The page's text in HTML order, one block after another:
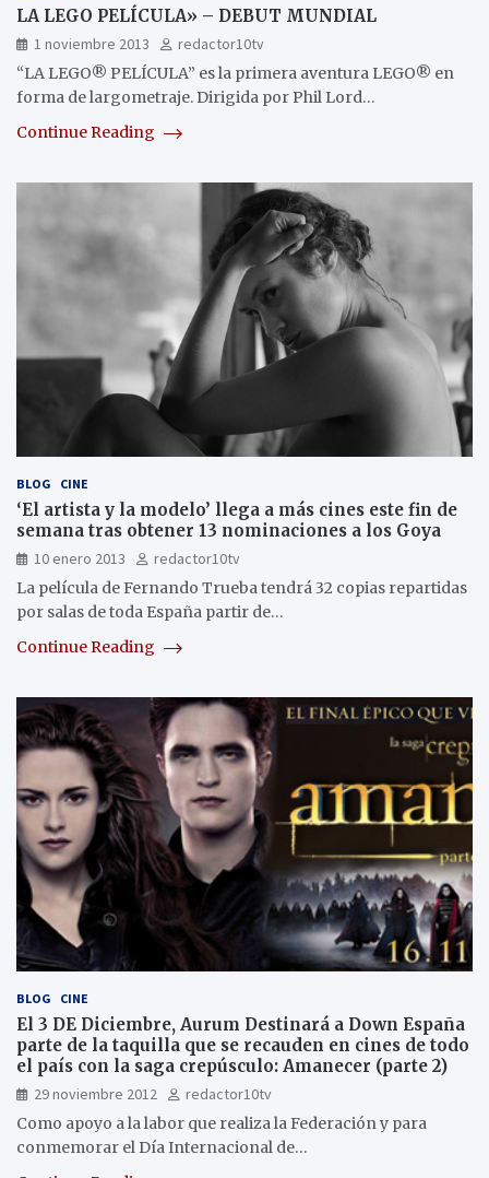
LA LEGO PELÍCULA» – DEBUT MUNDIAL
1 noviembre 2013
redactor10tv
“LA LEGO® PELÍCULA” es la primera aventura LEGO® en
forma de largometraje. Dirigida por Phil Lord…
Continue Reading
BLOG CINE
‘El artista y la modelo’ llega a más cines este fin de
semana tras obtener 13 nominaciones a los Goya
10 enero 2013
redactor10tv
La película de Fernando Trueba tendrá 32 copias repartidas
por salas de toda España partir de…
Continue Reading
BLOG CINE
El 3 DE Diciembre, Aurum Destinará a Down España
parte de la taquilla que se recauden en cines de todo
el país con la saga crepúsculo: Amanecer (parte 2)
29 noviembre 2012
redactor10tv
Como apoyo a la labor que realiza la Federación y para
conmemorar el Día Internacional de…